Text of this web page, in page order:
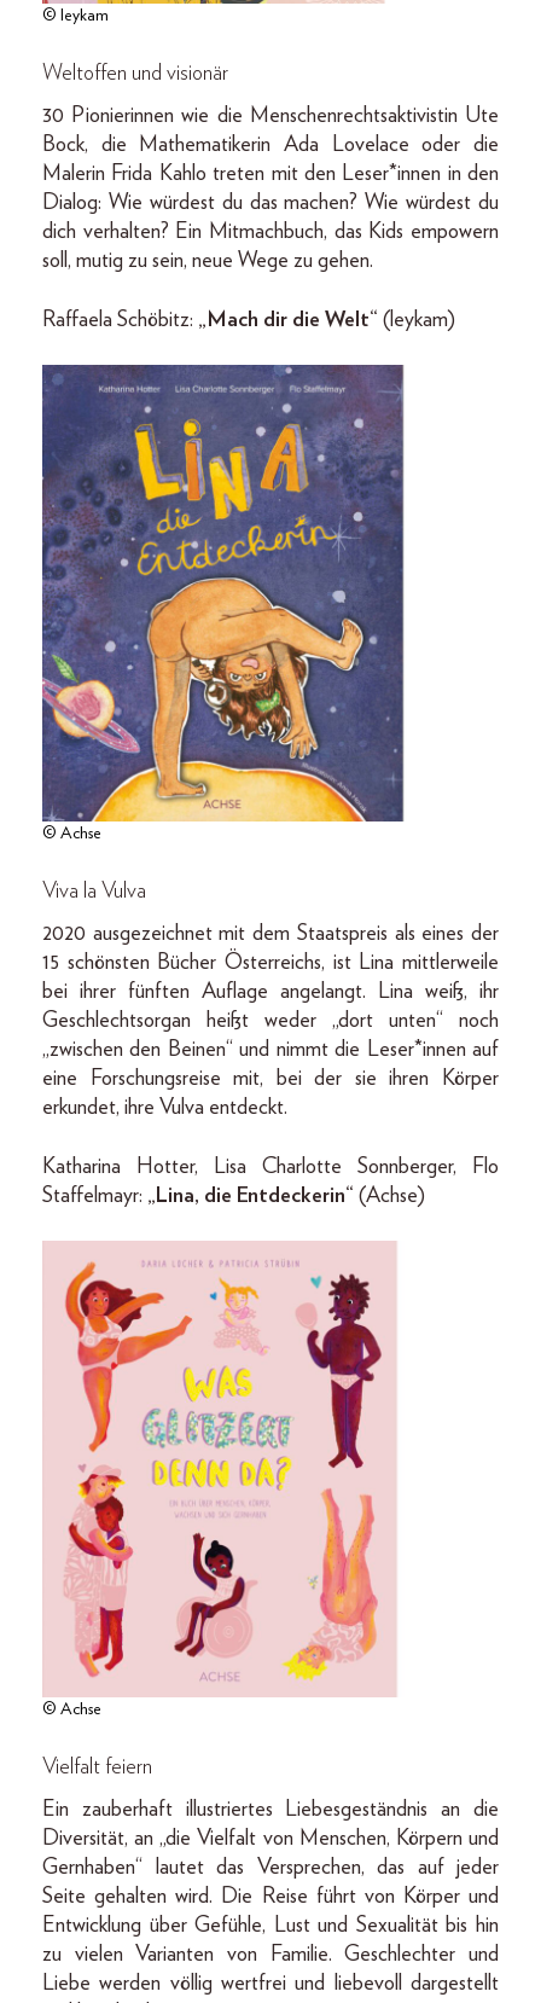
© leykam
Weltoffen und visionär
30 Pionierinnen wie die Menschenrechtsaktivistin Ute
Bock, die Mathematikerin Ada Lovelace oder die
Malerin Frida Kahlo treten mit den Leser*innen in den
Dialog: Wie würdest du das machen? Wie würdest du
dich verhalten? Ein Mitmachbuch, das Kids empowern
soll, mutig zu sein, neue Wege zu gehen.
Raffaela Schöbitz: „Mach dir die Welt“ (leykam)
© Achse
Viva la Vulva
2020 ausgezeichnet mit dem Staatspreis als eines der
15 schönsten Bücher Österreichs, ist Lina mittlerweile
bei ihrer fünften Auflage angelangt. Lina weiß, ihr
Geschlechtsorgan heißt weder „dort unten“ noch
„zwischen den Beinen“ und nimmt die Leser*innen auf
eine Forschungsreise mit, bei der sie ihren Körper
erkundet, ihre Vulva entdeckt.
Katharina Hotter, Lisa Charlotte Sonnberger, Flo
Staffelmayr: „Lina, die Entdeckerin“ (Achse)
© Achse
Vielfalt feiern
Ein zauberhaft illustriertes Liebesgeständnis an die
Diversität, an „die Vielfalt von Menschen, Körpern und
Gernhaben“ lautet das Versprechen, das auf jeder
Seite gehalten wird. Die Reise führt von Körper und
Entwicklung über Gefühle, Lust und Sexualität bis hin
zu vielen Varianten von Familie. Geschlechter und
Liebe werden völlig wertfrei und liebevoll dargestellt